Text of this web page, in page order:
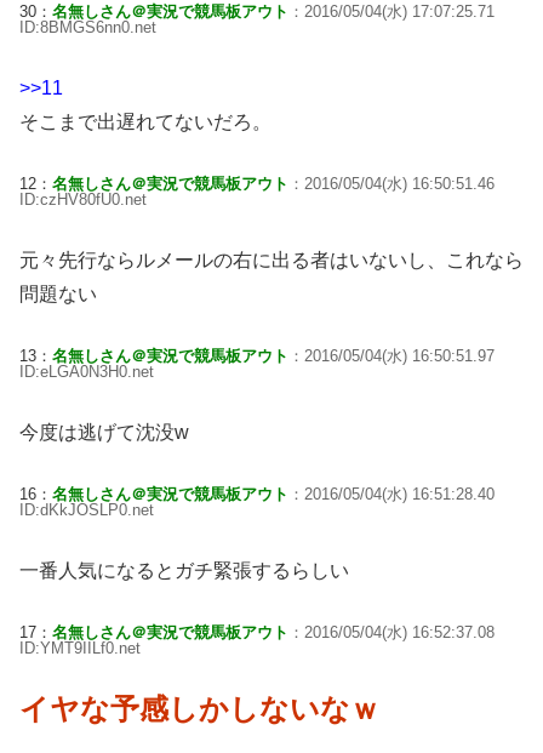
30： 名無しさん＠実況で競馬板アウト ：2016/05/04(水) 17:07:25.71
ID:8BMGS6nn0.net
>>11
そこまで出遅れてないだろ。
12： 名無しさん＠実況で競馬板アウト ：2016/05/04(水) 16:50:51.46
ID:czHV80fU0.net
元々先行ならルメールの右に出る者はいないし、これなら
問題ない
13： 名無しさん＠実況で競馬板アウト ：2016/05/04(水) 16:50:51.97
ID:eLGA0N3H0.net
今度は逃げて沈没w
16： 名無しさん＠実況で競馬板アウト ：2016/05/04(水) 16:51:28.40
ID:dKkJOSLP0.net
一番人気になるとガチ緊張するらしい
17： 名無しさん＠実況で競馬板アウト ：2016/05/04(水) 16:52:37.08
ID:YMT9IILf0.net
イヤな予感しかしないなｗ